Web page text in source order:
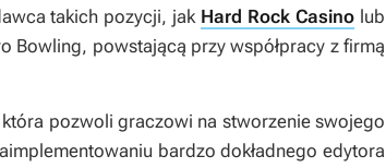
takich pozycji, jak Hard Rock Casino lub
Bowling, powstającą przy współpracy z firmą
pozwoli graczowi na stworzenie swojego
bardzo dokładnego edytora